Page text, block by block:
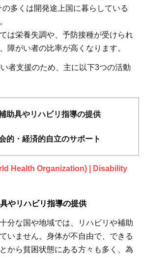
の多くは開発途上国に暮らしている
は栄養失調や、予防接種が受けられ
障がい者の比率が高くなります。
者支援のため、主に以下3つの活動
助具やリハビリ指導の提供
的・経済的自立のサポート
Health Organization) | Disability
やリハビリ指導の提供
分な国や地域では、リハビリや補助
いません。身体が不自由で、できる
から貧困状態にある方々も多く、為